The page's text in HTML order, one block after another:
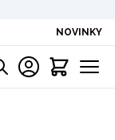
NOVINKY